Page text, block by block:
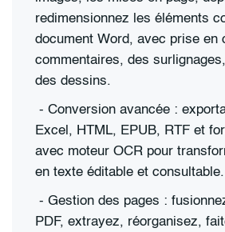
redimensionnez les éléments
document Word, avec prise en
commentaires, des
des dessins.
- Conversion avancée :
Excel, HTML, EPUB, RTF et
avec moteur OCR pour
en texte éditable et consultable.
- Gestion des pages :
PDF, extrayez, réorganisez,